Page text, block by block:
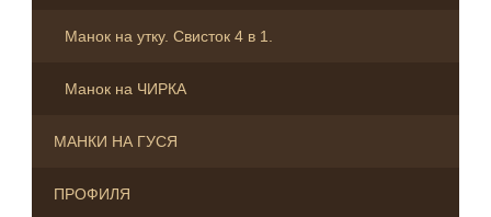
Манок на утку. Свисток 4 в 1.
Манок на ЧИРКА
МАНКИ НА ГУСЯ
ПРОФИЛЯ